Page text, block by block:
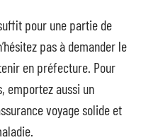
pour une partie de
pas à demander le
en préfecture. Pour
emportez aussi un
voyage solide et